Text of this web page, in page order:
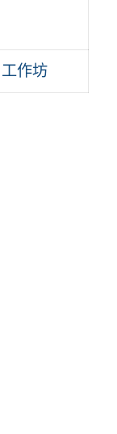
作坊